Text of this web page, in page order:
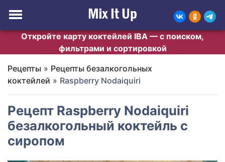
Откройте карту коктейлей IBA — с поиском,
фильтрами и сортировкой
Рецепты » Рецепты безалкогольных
коктейлей » Raspberry Nodaiquiri
Рецепт Raspberry Nodaiquiri
безалкогольный коктейль с
сиропом